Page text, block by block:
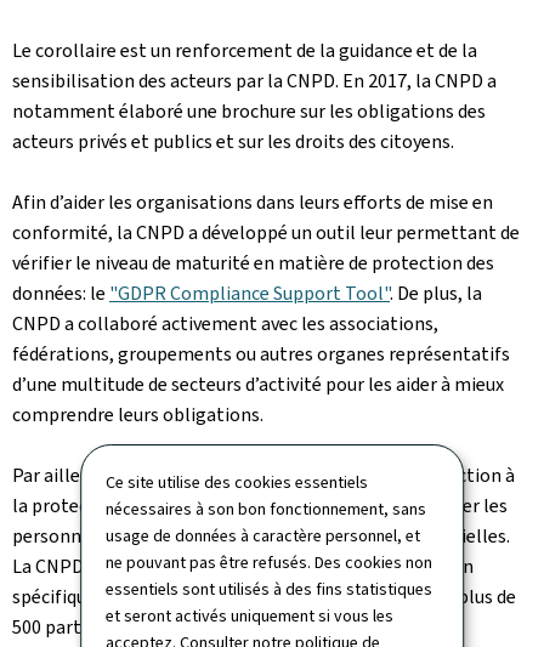
Ce site utilise des cookies essentiels
nécessaires à son bon fonctionnement, sans
usage de données à caractère personnel, et
ne pouvant pas être refusés. Des cookies non
essentiels sont utilisés à des fins statistiques
et seront activés uniquement si vous les
Le corollaire est un renforcement de la guidance et de la
sensibilisation des acteurs par la CNPD. En 2017, la CNPD a
notamment élaboré une brochure sur les obligations des
acteurs privés et publics et sur les droits des citoyens.
Afin d’aider les organisations dans leurs efforts de mise en
conformité, la CNPD a développé un outil leur permettant de
vérifier le niveau de maturité en matière de protection des
données: le "GDPR Compliance Support Tool". De plus, la
CNPD a collaboré activement avec les associations,
fédérations, groupements ou autres organes représentatifs
d’une multitude de secteurs d’activité pour les aider à mieux
comprendre leurs obligations.
Par ailleurs, plusieurs sessions de formation d'introduction à
la protection des données ont eu lieu afin de familiariser les
personnes intéressées avec les notions de base essentielles.
La CNPD a, en plus, organisé des sessions d’information
spécifiques sur le RGPD les 18 et 19 octobre 2017 avec plus de
500 participants.